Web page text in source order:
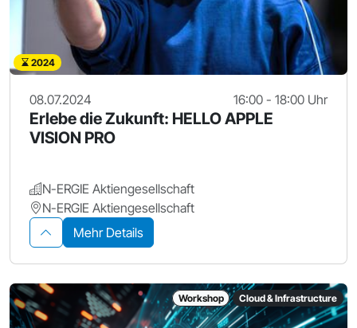
2024
08.07.2024 16:00 - 18:00 Uhr
Erlebe die Zukunft: HELLO APPLE
VISION PRO
N-ERGIE Aktiengesellschaft
N-ERGIE Aktiengesellschaft
Mehr Details
Workshop Cloud & Infrastructure